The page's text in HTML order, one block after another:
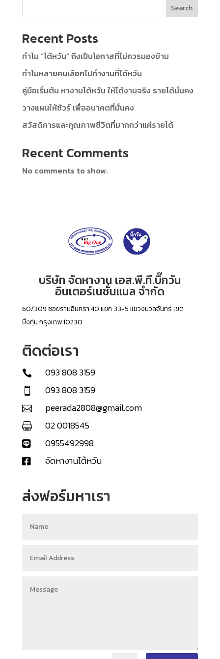
Search
Recent Posts
ทำไม “ไต้หวัน” ถึงเป็นโอกาสที่ไม่ควรมองข้าม
ทำไมหลายคนเลือกไปทำงานที่ไต้หวัน
คู่มือเริ่มต้น หางานไต้หวัน ให้ได้งานจริง รายได้มั่นคง
วางแผนให้ชัวร์ เพื่ออนาคตที่มั่นคง
สวัสดิการและคุณภาพชีวิตที่มากกว่าแค่รายได้
Recent Comments
No comments to show.
บริษัท จัดหางาน เอส.พี.ที.บิ๊กวัน
อินเตอร์เนชั่นแนล จำกัด
60/309 ซอยรามอินทรา 40 แยก 33-5 แขวงนวลจันทร์ เขต
บึงกุ่ม กรุงเทพ 10230
ติดต่อเรา
 093 808 3159
 093 808 3159
 peerada2808@gmail.com
 02 0018545
 0955492998
 จัดหางานไต้หวัน
ส่งฟอร์มหาเรา